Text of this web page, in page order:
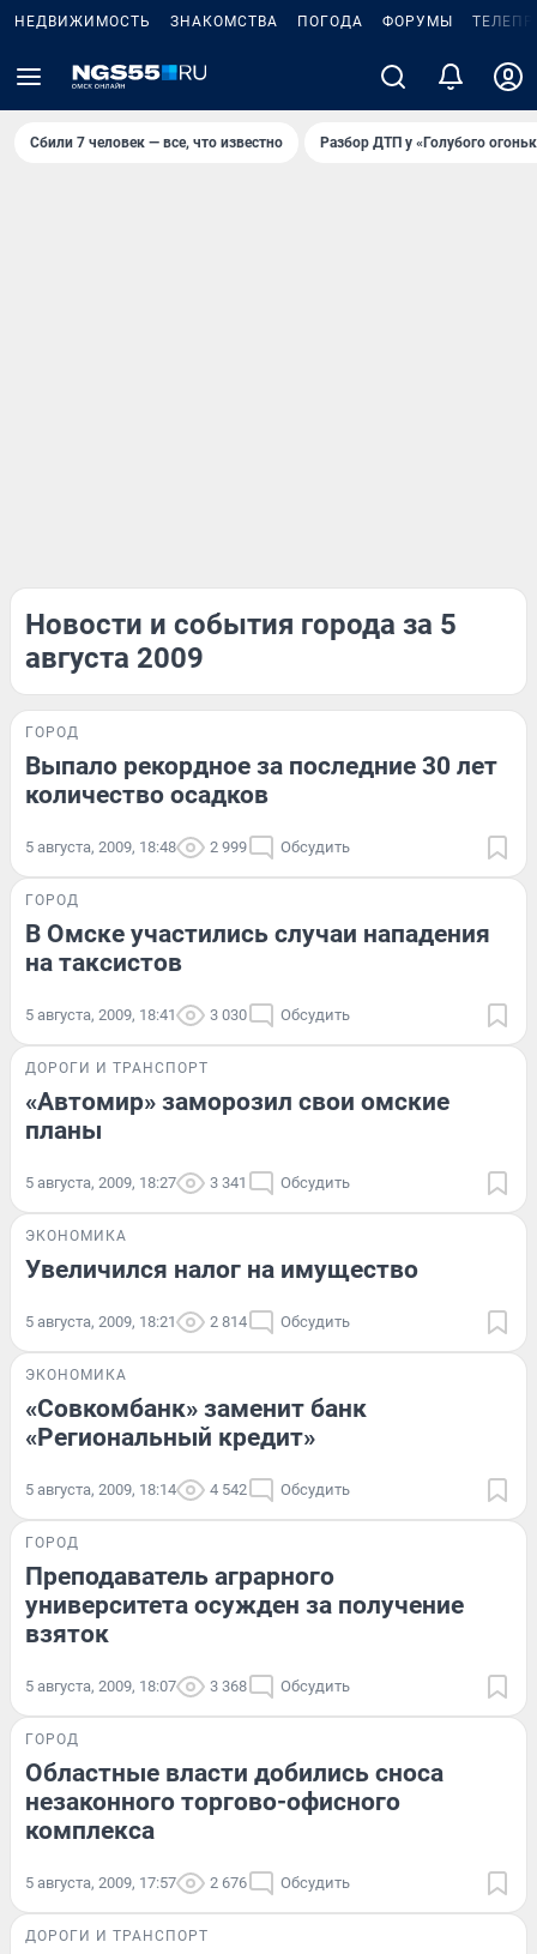
НЕДВИЖИМОСТЬ ЗНАКОМСТВА ПОГОДА ФОРУМЫ
Сбили 7 человек — все, что известно Разбор ДТП у «Голубого
Новости и события города за 5
августа 2009
ГОРОД
Выпало рекордное за последние 30 лет
количество осадков
5 августа, 2009, 18:48 2 999 Обсудить
ГОРОД
В Омске участились случаи нападения
на таксистов
5 августа, 2009, 18:41 3 030 Обсудить
ДОРОГИ И ТРАНСПОРТ
«Автомир» заморозил свои омские
планы
5 августа, 2009, 18:27 3 341 Обсудить
ЭКОНОМИКА
Увеличился налог на имущество
5 августа, 2009, 18:21 2 814 Обсудить
ЭКОНОМИКА
«Совкомбанк» заменит банк
«Региональный кредит»
5 августа, 2009, 18:14 4 542 Обсудить
ГОРОД
Преподаватель аграрного
университета осужден за получение
взяток
5 августа, 2009, 18:07 3 368 Обсудить
ГОРОД
Областные власти добились сноса
незаконного торгово-офисного
комплекса
5 августа, 2009, 17:57 2 676 Обсудить
ДОРОГИ И ТРАНСПОРТ